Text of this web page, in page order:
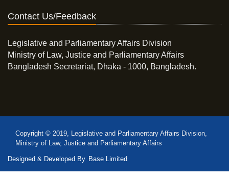
Contact Us/Feedback
Legislative and Parliamentary Affairs Division
Ministry of Law, Justice and Parliamentary Affairs
Bangladesh Secretariat, Dhaka - 1000, Bangladesh.
Copyright © 2019, Legislative and Parliamentary Affairs Division,
Ministry of Law, Justice and Parliamentary Affairs
Designed & Developed By Base Limited